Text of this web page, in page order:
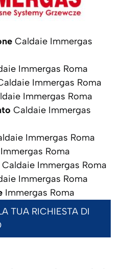
Caldaie Immergas
Immergas Roma
Immergas Roma
Immergas Roma
Caldaie Immergas
Immergas Roma
Roma
Caldaie Immergas Roma
Immergas Roma
Immergas Roma
TUA RICHIESTA DI